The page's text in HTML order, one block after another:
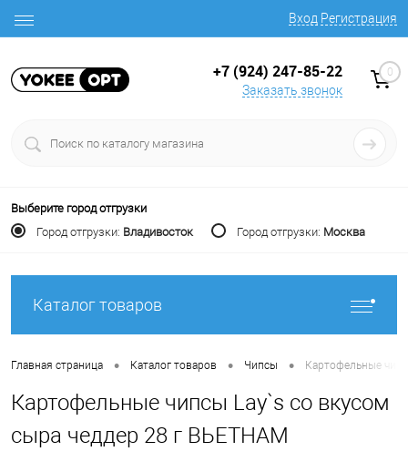
Вход Регистрация
+7 (924) 247-85-22
Заказать звонок
0
Выберите город отгрузки
Город отгрузки: Владивосток Город отгрузки: Москва
Каталог товаров
Главная страница • Каталог товаров • Чипсы • Картофельные
Картофельные чипсы Lay`s со вкусом
сыра чеддер 28 г ВЬЕТНАМ